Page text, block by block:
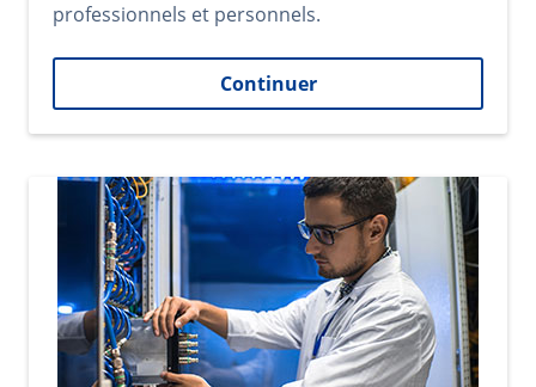
professionnels et personnels.
Continuer